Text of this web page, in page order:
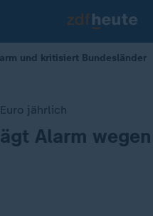
und kritisiert Bundesländer
jährlich
Alarm